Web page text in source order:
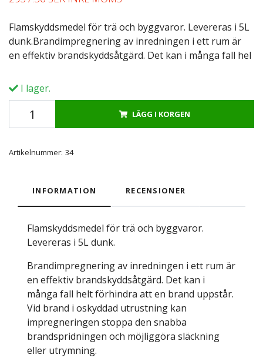
Flamskyddsmedel för trä och byggvaror. Levereras i 5L
dunk.Brandimpregnering av inredningen i ett rum är
en effektiv brandskyddsåtgärd. Det kan i många fall hel
I lager.
LÄGG I KORGEN
Artikelnummer: 34
INFORMATION RECENSIONER
Flamskyddsmedel för trä och byggvaror.
Levereras i 5L dunk.
Brandimpregnering av inredningen i ett rum är
en effektiv brandskyddsåtgärd. Det kan i
många fall helt förhindra att en brand uppstår.
Vid brand i oskyddad utrustning kan
impregneringen stoppa den snabba
brandspridningen och möjliggöra släckning
eller utrymning.